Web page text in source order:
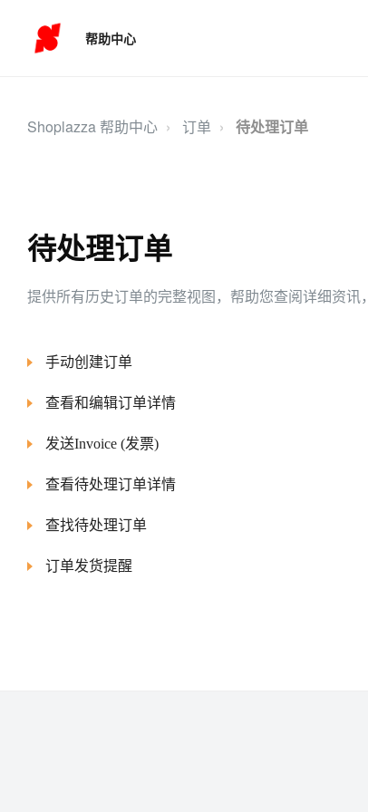
帮助中心
Shoplazza 帮助中心 订单 待处理订单
待处理订单
提供所有历史订单的完整视图，帮助您查阅详细资
手动创建订单
查看和编辑订单详情
发送Invoice (发票)
查看待处理订单详情
查找待处理订单
订单发货提醒